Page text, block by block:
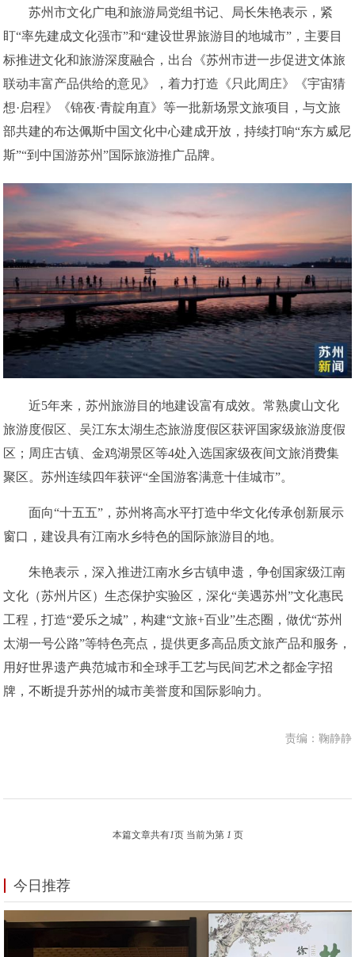
苏州市文化广电和旅游局党组书记、局长朱艳表示，紧
盯“率先建成文化强市”和“建设世界旅游目的地城市”，主要目
标推进文化和旅游深度融合，出台《苏州市进一步促进文体旅
联动丰富产品供给的意见》，着力打造《只此周庄》《宇宙猜
想·启程》《锦夜·青靛甪直》等一批新场景文旅项目，与文旅
部共建的布达佩斯中国文化中心建成开放，持续打响“东方威尼
斯”“到中国游苏州”国际旅游推广品牌。
近5年来，苏州旅游目的地建设富有成效。常熟虞山文化
旅游度假区、吴江东太湖生态旅游度假区获评国家级旅游度假
区；周庄古镇、金鸡湖景区等4处入选国家级夜间文旅消费集
聚区。苏州连续四年获评“全国游客满意十佳城市”。
面向“十五五”，苏州将高水平打造中华文化传承创新展示
窗口，建设具有江南水乡特色的国际旅游目的地。
朱艳表示，深入推进江南水乡古镇申遗，争创国家级江南
文化（苏州片区）生态保护实验区，深化“美遇苏州”文化惠民
工程，打造“爱乐之城”，构建“文旅+百业”生态圈，做优“苏州
太湖一号公路”等特色亮点，提供更多高品质文旅产品和服务，
用好世界遗产典范城市和全球手工艺与民间艺术之都金字招
牌，不断提升苏州的城市美誉度和国际影响力。
责编：鞠静静
本篇文章共有1页 当前为第 1 页
今日推荐